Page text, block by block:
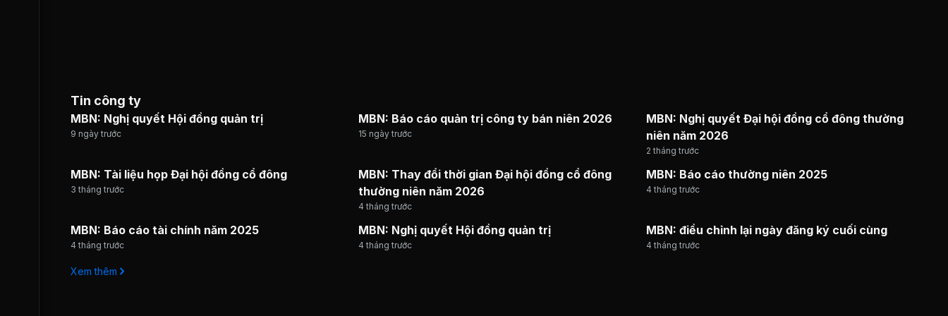
Tin công ty
MBN: Nghị quyết Hội đồng quản trị
9 ngày trước
MBN: Báo cáo quản trị công ty bán niên 2026
15 ngày trước
MBN: Nghị quyết Đại hội đồng cổ đông thường
niên năm 2026
2 tháng trước
MBN: Tài liệu họp Đại hội đồng cổ đông
3 tháng trước
MBN: Thay đổi thời gian Đại hội đồng cổ đông
thường niên năm 2026
4 tháng trước
MBN: Báo cáo thường niên 2025
4 tháng trước
MBN: Báo cáo tài chính năm 2025
4 tháng trước
MBN: Nghị quyết Hội đồng quản trị
4 tháng trước
MBN: điều chỉnh lại ngày đăng ký cuối cùng
4 tháng trước
Xem thêm